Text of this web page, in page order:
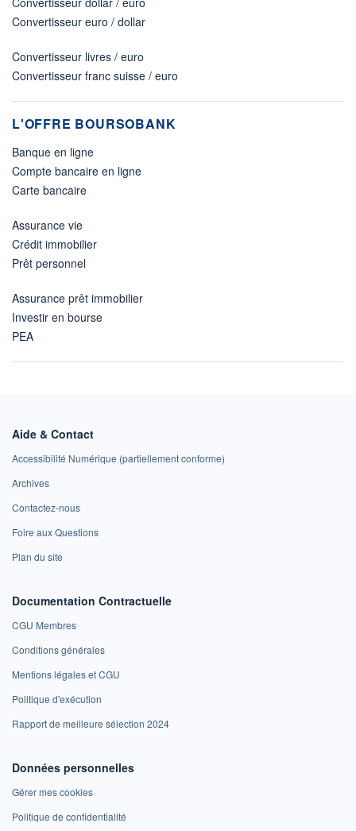
Convertisseur euro / dollar
Convertisseur livres / euro
Convertisseur franc suisse / euro
L'OFFRE BOURSOBANK
Banque en ligne
Compte bancaire en ligne
Carte bancaire
Assurance vie
Crédit immobilier
Prêt personnel
Assurance prêt immobilier
Investir en bourse
PEA
Aide & Contact
Accessibilité Numérique (partiellement conforme)
Archives
Contactez-nous
Foire aux Questions
Plan du site
Documentation Contractuelle
CGU Membres
Conditions générales
Mentions légales et CGU
Politique d'exécution
Rapport de meilleure sélection 2024
Données personnelles
Gérer mes cookies
Politique de confidentialité